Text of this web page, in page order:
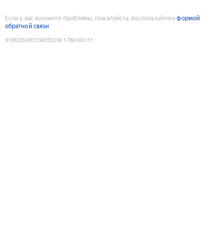
Если у вас возникли проблемы, пожалуйста, воспользуйтесьформой
обратной связи
9188255083136830236:1786183111